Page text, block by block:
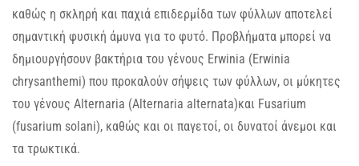
καθώς η σκληρή και παχιά επιδερμίδα των φύλλων αποτελεί
σημαντική φυσική άμυνα για το φυτό. Προβλήματα μπορεί να
δημιουργήσουν βακτήρια του γένους Erwinia (Erwinia
chrysanthemi) που προκαλούν σήψεις των φύλλων, οι μύκητες
του γένους Alternaria (Alternaria alternata)και Fusarium
(fusarium solani), καθώς και οι παγετοί, οι δυνατοί άνεμοι και
τα τρωκτικά.